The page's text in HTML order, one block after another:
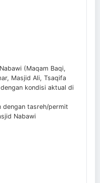
(Maqam Baqi,
Masjid Ali, Tsaqifa
kondisi aktual di
dengan tasreh/permit
Nabawi